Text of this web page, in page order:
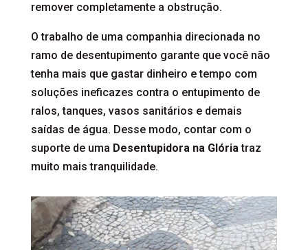
remover completamente a obstrução.
O trabalho de uma companhia direcionada no
ramo de desentupimento garante que você não
tenha mais que gastar dinheiro e tempo com
soluções ineficazes contra o entupimento de
ralos, tanques, vasos sanitários e demais
saídas de água. Desse modo, contar com o
suporte de uma Desentupidora na Glóriatraz
muito mais tranquilidade.